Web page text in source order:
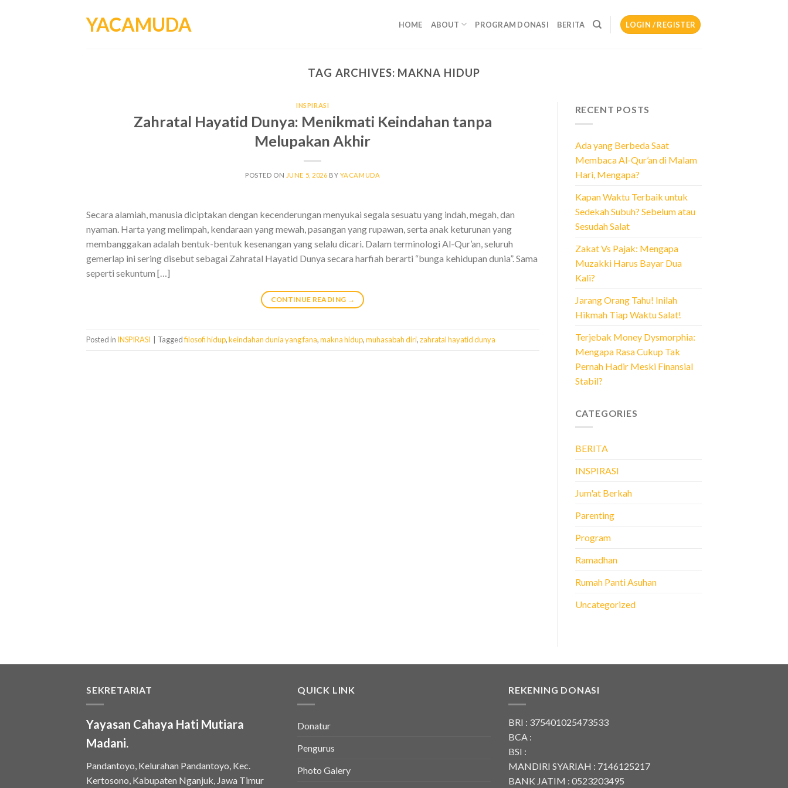
YACAMUDA HOME ABOUT PROGRAM DONASI BERITA LOGIN / REGISTER
TAG ARCHIVES: MAKNA HIDUP
INSPIRASI
Zahratal Hayatid Dunya: Menikmati Keindahan tanpa
Melupakan Akhir
POSTED ON JUNE 5, 2026 BY YACAMUDA
Secara alamiah, manusia diciptakan dengan kecenderungan menyukai segala sesuatu yang indah, megah, dan
nyaman. Harta yang melimpah, kendaraan yang mewah, pasangan yang rupawan, serta anak keturunan yang
membanggakan adalah bentuk-bentuk kesenangan yang selalu dicari. Dalam terminologi Al-Qur’an, seluruh
gemerlap ini sering disebut sebagai Zahratal Hayatid Dunya secara harfiah berarti “bunga kehidupan dunia”. Sama
seperti sekuntum […]
CONTINUE READING →
Posted in INSPIRASI Taggedfilosofi hidup,keindahan dunia yang fana,makna hidup,muhasabah diri,zahratal hayatid dunya
RECENT POSTS
Ada yang Berbeda Saat
Membaca Al-Qur’an di Malam
Hari, Mengapa?
Kapan Waktu Terbaik untuk
Sedekah Subuh? Sebelum atau
Sesudah Salat
Zakat Vs Pajak: Mengapa
Muzakki Harus Bayar Dua
Kali?
Jarang Orang Tahu! Inilah
Hikmah Tiap Waktu Salat!
Terjebak Money Dysmorphia:
Mengapa Rasa Cukup Tak
Pernah Hadir Meski Finansial
Stabil?
CATEGORIES
BERITA
INSPIRASI
Jum'at Berkah
Parenting
Program
Ramadhan
Rumah Panti Asuhan
Uncategorized
SEKRETARIAT
Yayasan Cahaya Hati Mutiara
Madani.
Pandantoyo, Kelurahan Pandantoyo, Kec.
Kertosono, Kabupaten Nganjuk, Jawa Timur
QUICK LINK
Donatur
Pengurus
Photo Galery
REKENING DONASI
BRI : 375401025473533
BCA :
BSI :
MANDIRI SYARIAH : 7146125217
BANK JATIM : 0523203495